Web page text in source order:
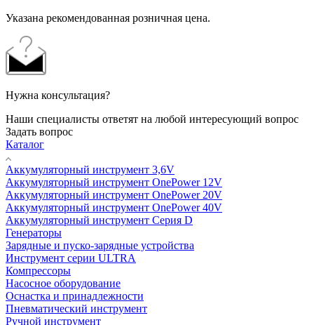
Указана рекомендованная розничная цена.
Нужна консультация?
Наши специалисты ответят на любой интересующий вопрос
Задать вопрос
Каталог
Аккумуляторный инструмент 3,6V
Аккумуляторный инструмент OnePower 12V
Аккумуляторный инструмент OnePower 20V
Аккумуляторный инструмент OnePower 40V
Аккумуляторный инструмент Серия D
Генераторы
Зарядные и пуско-зарядные устройства
Инструмент серии ULTRA
Компрессоры
Насосное оборудование
Оснастка и принадлежности
Пневматический инструмент
Ручной инструмент